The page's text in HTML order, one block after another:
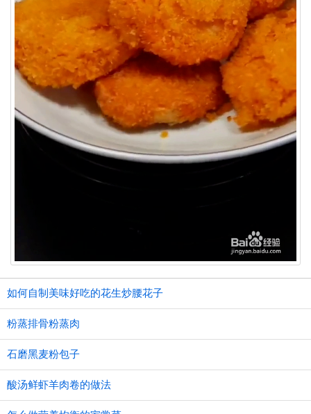
如何自制美味好吃的花生炒腰花子
粉蒸排骨粉蒸肉
石磨黑麦粉包子
酸汤鲜虾羊肉卷的做法